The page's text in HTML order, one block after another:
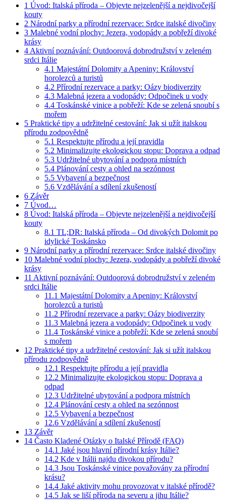
1 Úvod: Italská příroda – Objevte nejzelenější a nejdivočejší
kouty
2 Národní parky a přírodní rezervace: Srdce italské divočiny
3 Malebné vodní plochy: Jezera, vodopády a pobřeží divoké
krásy
4 Aktivní poznávání: Outdoorová dobrodružství v zeleném
srdci Itálie
4.1 Majestátní Dolomity a Apeniny: Království
horolezců a turistů
4.2 Přírodní rezervace a parky: Oázy biodiverzity
4.3 Malebná jezera a vodopády: Odpočinek u vody
4.4 Toskánské vinice a pobřeží: Kde se zelená snoubí s
mořem
5 Praktické tipy a udržitelné cestování: Jak si užít italskou
přírodu zodpovědně
5.1 Respektujte přírodu a její pravidla
5.2 Minimalizujte ekologickou stopu: Doprava a odpad
5.3 Udržitelné ubytování a podpora místních
5.4 Plánování cesty a ohled na sezónnost
5.5 Vybavení a bezpečnost
5.6 Vzdělávání a sdílení zkušeností
6 Závěr
7 Úvod…
8 Úvod: Italská příroda – Objevte nejzelenější a nejdivočejší
kouty
8.1 TL;DR: Italská příroda – Od divokých Dolomit po
idylické Toskánsko
9 Národní parky a přírodní rezervace: Srdce italské divočiny
10 Malebné vodní plochy: Jezera, vodopády a pobřeží divoké
krásy
11 Aktivní poznávání: Outdoorová dobrodružství v zeleném
srdci Itálie
11.1 Majestátní Dolomity a Apeniny: Království
horolezců a turistů
11.2 Přírodní rezervace a parky: Oázy biodiverzity
11.3 Malebná jezera a vodopády: Odpočinek u vody
11.4 Toskánské vinice a pobřeží: Kde se zelená snoubí
s mořem
12 Praktické tipy a udržitelné cestování: Jak si užít italskou
přírodu zodpovědně
12.1 Respektujte přírodu a její pravidla
12.2 Minimalizujte ekologickou stopu: Doprava a
odpad
12.3 Udržitelné ubytování a podpora místních
12.4 Plánování cesty a ohled na sezónnost
12.5 Vybavení a bezpečnost
12.6 Vzdělávání a sdílení zkušeností
13 Závěr
14 Často Kladené Otázky o Italské Přírodě (FAQ)
14.1 Jaké jsou hlavní přírodní krásy Itálie?
14.2 Kde v Itálii najdu divokou přírodu?
14.3 Jsou Toskánské vinice považovány za přírodní
krásu?
14.4 Jaké aktivity mohu provozovat v italské přírodě?
14.5 Jak se liší příroda na severu a jihu Itálie?